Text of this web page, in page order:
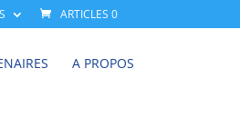
ARTICLES 0
A PROPOS